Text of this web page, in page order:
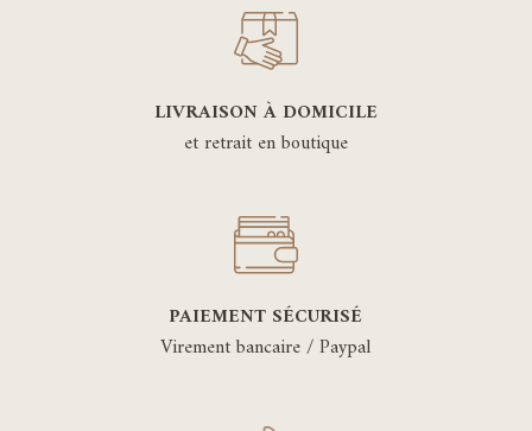
LIVRAISON À DOMICILE
et retrait en boutique
PAIEMENT SÉCURISÉ
Virement bancaire / Paypal